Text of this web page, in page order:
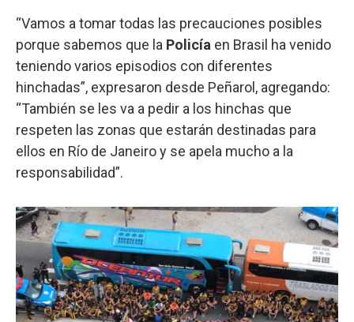
“Vamos a tomar todas las precauciones posibles
porque sabemos que la Policía en Brasil ha venido
teniendo varios episodios con diferentes
hinchadas”, expresaron desde Peñarol, agregando:
“También se les va a pedir a los hinchas que
respeten las zonas que estarán destinadas para
ellos en Río de Janeiro y se apela mucho a la
responsabilidad”.